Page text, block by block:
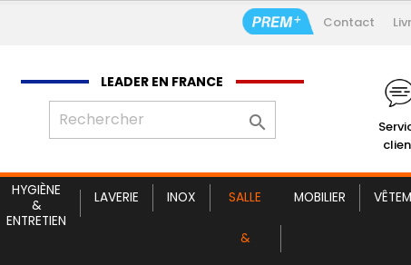
Contact
LEADER EN FRANCE

HYGIÈNE
&
ENTRETIEN
LAVERIE INOX SALLE
&
MOBILIER
Pictogramme